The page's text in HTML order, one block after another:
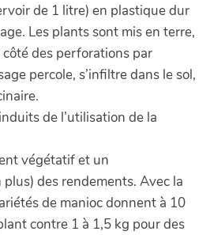
de 1 litre) en plastique dur
Les plants sont mis en terre,
des perforations par
percole, s’infiltre dans le sol,
de l’utilisation de la
végétatif et un
des rendements. Avec la
de manioc donnent à 10
contre 1 à 1,5 kg pour des